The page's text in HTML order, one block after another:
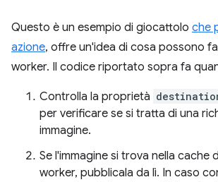
Questo è un esempio di giocattolo che
azione, offre un'idea di cosa possono
worker. Il codice riportato sopra fa
Controlla la proprietà
per verificare se si tratta di una
immagine.
Se l'immagine si trova nella cache
worker, pubblicala da lì. In caso